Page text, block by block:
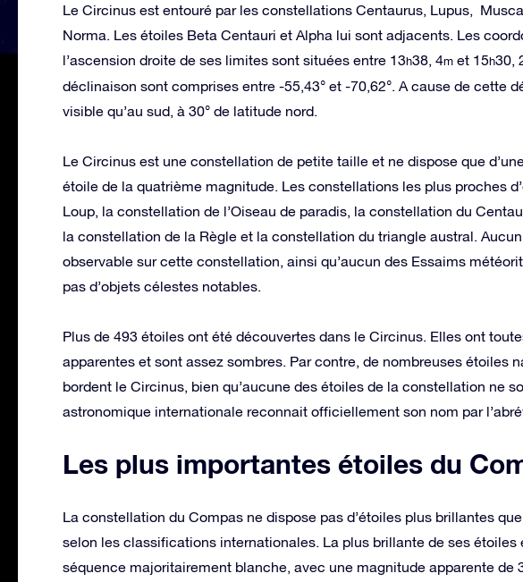
Le Circinus est entouré par les constellations Centaurus, Lupus,
Norma. Les étoiles Beta Centauri et Alpha lui sont adjacents. Les
l’ascension droite de ses limites sont situées entre 13h38, 4m et 15h30,
déclinaison sont comprises entre -55,43° et -70,62°. A cause de cette
visible qu’au sud, à 30° de latitude nord.
Le Circinus est une constellation de petite taille et ne dispose que
étoile de la quatrième magnitude. Les constellations les plus proches
Loup, la constellation de l’Oiseau de paradis, la constellation du
la constellation de la Règle et la constellation du triangle austral.
observable sur cette constellation, ainsi qu’aucun des Essaims
pas d’objets célestes notables.
Plus de 493 étoiles ont été découvertes dans le Circinus. Elles ont
apparentes et sont assez sombres. Par contre, de nombreuses étoiles
bordent le Circinus, bien qu’aucune des étoiles de la constellation ne
astronomique internationale reconnait officiellement son nom par
Les plus importantes étoiles du
La constellation du Compas ne dispose pas d’étoiles plus brillantes
selon les classifications internationales. La plus brillante de ses étoiles
séquence majoritairement blanche, avec une magnitude apparente de